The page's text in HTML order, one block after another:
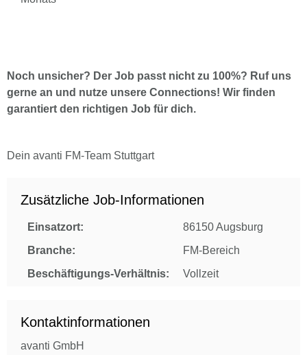
Noch unsicher? Der Job passt nicht zu 100%? Ruf uns
gerne an und nutze unsere Connections! Wir finden
garantiert den richtigen Job für dich.
Dein avanti FM-Team Stuttgart
Zusätzliche Job-Informationen
Einsatzort:
86150 Augsburg
Branche:
FM-Bereich
Beschäftigungs-Verhältnis:
Vollzeit
Kontaktinformationen
avanti GmbH